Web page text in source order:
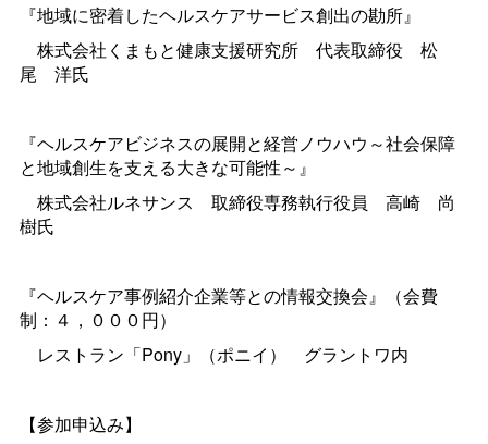
『地域に密着したヘルスケアサービス創出の勘所』
株式会社くまもと健康支援研究所 代表取締役 松
尾 洋氏
『ヘルスケアビジネスの展開と経営ノウハウ～社会保障
と地域創生を支える大きな可能性～』
株式会社ルネサンス 取締役専務執行役員 高崎 尚
樹氏
『ヘルスケア事例紹介企業等との情報交換会』（会費
制：４，０００円）
レストラン「Pony」（ポニイ ） グラントワ内
【参加申込み】